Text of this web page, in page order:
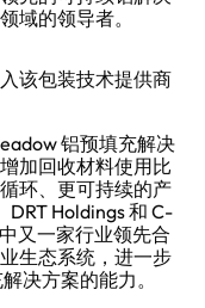
域的领导者。
该包装技术提供商
铝预填充解决
加回收材料使用比
环、更可持续的产
Holdings 和 C-
又一家行业领先合
生态系统，进一步
决方案的能力。